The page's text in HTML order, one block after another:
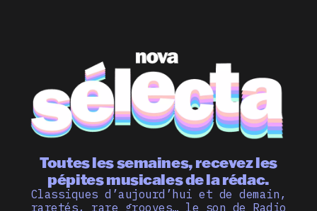
Toutes les semaines, recevez les
pépites musicales de la rédac.
Classiques d’aujourd’hui et de demain,
raretés, rare grooves… le son de Radio